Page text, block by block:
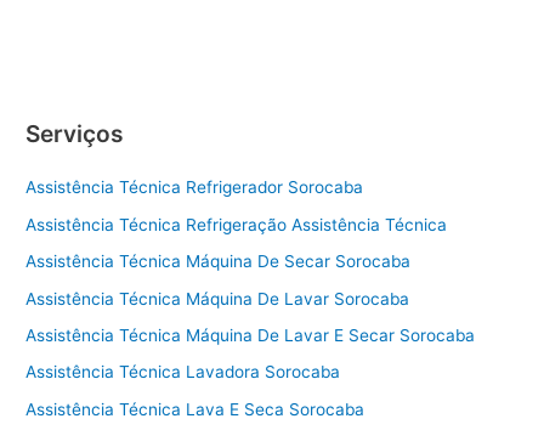
Serviços
Assistência Técnica Refrigerador Sorocaba
Assistência Técnica Refrigeração Assistência Técnica
Assistência Técnica Máquina De Secar Sorocaba
Assistência Técnica Máquina De Lavar Sorocaba
Assistência Técnica Máquina De Lavar E Secar Sorocaba
Assistência Técnica Lavadora Sorocaba
Assistência Técnica Lava E Seca Sorocaba